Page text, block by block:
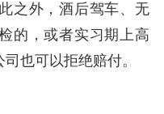
之外，酒后驾车、无
的，或者实习期上高
也可以拒绝赔付。